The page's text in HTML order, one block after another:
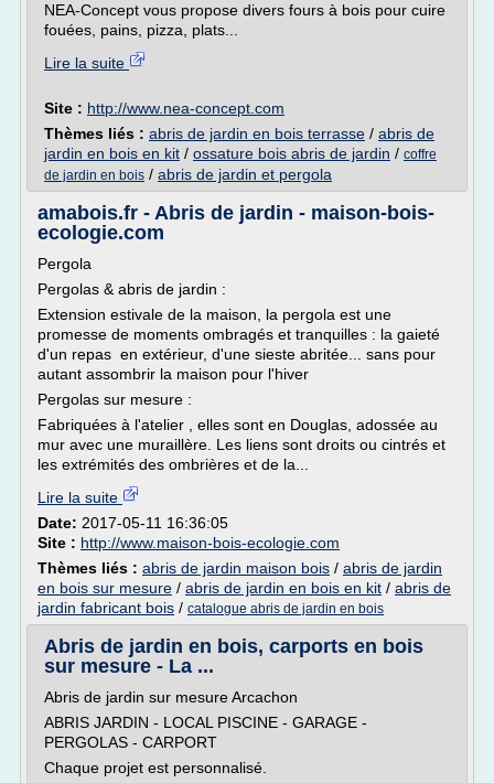
NEA-Concept vous propose divers fours à bois pour cuire
fouées, pains, pizza, plats...
Lire la suite
Site : http://www.nea-concept.com
Thèmes liés : abris de jardin en bois terrasse / abris de
jardin en bois en kit / ossature bois abris de jardin / coffre
de jardin en bois / abris de jardin et pergola
amabois.fr - Abris de jardin - maison-bois-
ecologie.com
Pergola
Pergolas & abris de jardin :
Extension estivale de la maison, la pergola est une
promesse de moments ombragés et tranquilles : la gaieté
d'un repas en extérieur, d'une sieste abritée... sans pour
autant assombrir la maison pour l'hiver
Pergolas sur mesure :
Fabriquées à l'atelier , elles sont en Douglas, adossée au
mur avec une muraillère. Les liens sont droits ou cintrés et
les extrémités des ombrières et de la...
Lire la suite
Date: 2017-05-11 16:36:05
Site : http://www.maison-bois-ecologie.com
Thèmes liés : abris de jardin maison bois / abris de jardin
en bois sur mesure / abris de jardin en bois en kit / abris de
jardin fabricant bois / catalogue abris de jardin en bois
Abris de jardin en bois, carports en bois
sur mesure - La ...
Abris de jardin sur mesure Arcachon
ABRIS JARDIN - LOCAL PISCINE - GARAGE -
PERGOLAS - CARPORT
Chaque projet est personnalisé.